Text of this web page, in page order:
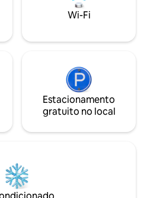
canto dos
é muito
é muito
de betão de
quente
e no
equipados
e
um
sala.A vila
e
Wi-Fi
Estacionamento
gratuito no local